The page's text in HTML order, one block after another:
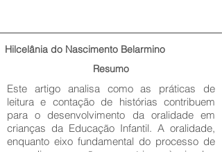
Hilcelânia do Nascimento Belarmino
Resumo
Este artigo analisa como as práticas de
leitura e contação de histórias contribuem
para o desenvolvimento da oralidade em
crianças da Educação Infantil. A oralidade,
enquanto eixo fundamental do processo de